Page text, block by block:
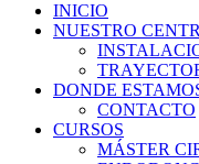
INICIO
NUESTRO
DONDE
CONTACTO
CURSOS
MÁSTER